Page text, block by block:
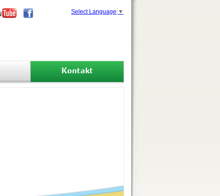
Kontakt
Select Language ▼